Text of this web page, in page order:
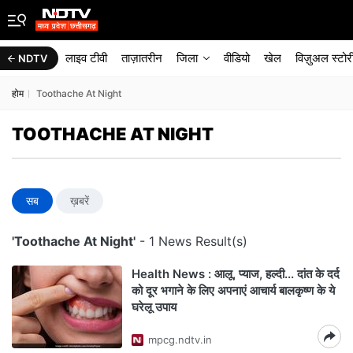
NDTV लाइव टीवी ताज़ातरीन जिला वीडियो खेल विज़ुअल
होम Toothache At Night
TOOTHACHE AT NIGHT
सब ख़बरें
'Toothache At Night' - 1 News Result(s)
Health News : आलू, प्याज, हल्दी... दांत के दर्द
को दूर भगाने के लिए अपनाएं आचार्य बालकृष्ण के ये
घरेलू उपाय
mpcg.ndtv.in